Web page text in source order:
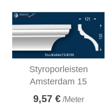
Styroporleisten
Amsterdam 15
9,57 €/Meter